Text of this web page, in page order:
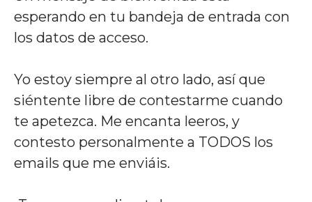
esperando en tu bandeja de entrada con
los datos de acceso.
Yo estoy siempre al otro lado, así que
siéntente libre de contestarme cuando
te apetezca. Me encanta leeros, y
contesto personalmente a TODOS los
emails que me enviáis.